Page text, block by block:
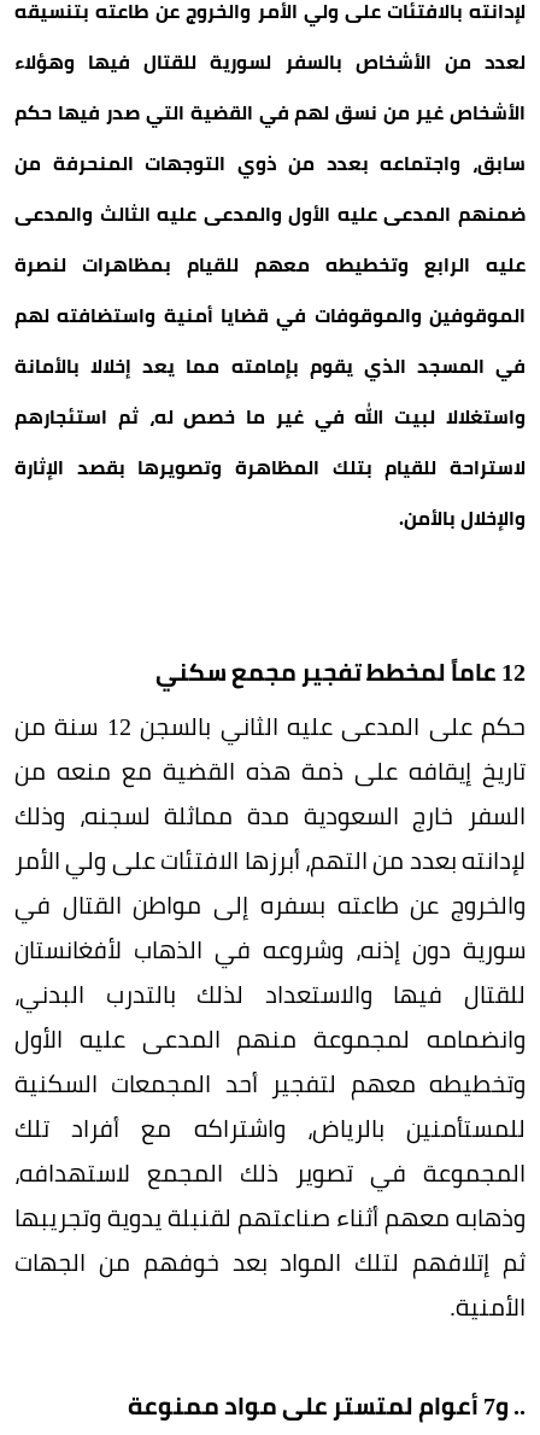
لإدانته بالافتئات على ولي الأمر والخروج عن طاعته بتنسيقه
لعدد من الأشخاص بالسفر لسورية للقتال فيها وهؤلاء
الأشخاص غير من نسق لهم في القضية التي صدر فيها حكم
سابق، واجتماعه بعدد من ذوي التوجهات المنحرفة من
ضمنهم المدعى عليه الأول والمدعى عليه الثالث والمدعى
عليه الرابع وتخطيطه معهم للقيام بمظاهرات لنصرة
الموقوفين والموقوفات في قضايا أمنية واستضافته لهم
في المسجد الذي يقوم بإمامته مما يعد إخلالا بالأمانة
واستغلالا لبيت الله في غير ما خصص له، ثم استئجارهم
لاستراحة للقيام بتلك المظاهرة وتصويرها بقصد الإثارة
والإخلال بالأمن.
12 عاماً لمخطط تفجير مجمع سكني
حكم على المدعى عليه الثاني بالسجن 12 سنة من
تاريخ إيقافه على ذمة هذه القضية مع منعه من
السفر خارج السعودية مدة مماثلة لسجنه، وذلك
لإدانته بعدد من التهم، أبرزها الافتئات على ولي الأمر
والخروج عن طاعته بسفره إلى مواطن القتال في
سورية دون إذنه، وشروعه في الذهاب لأفغانستان
للقتال فيها والاستعداد لذلك بالتدرب البدني،
وانضمامه لمجموعة منهم المدعى عليه الأول
وتخطيطه معهم لتفجير أحد المجمعات السكنية
للمستأمنين بالرياض، واشتراكه مع أفراد تلك
المجموعة في تصوير ذلك المجمع لاستهدافه،
وذهابه معهم أثناء صناعتهم لقنبلة يدوية وتجريبها
ثم إتلافهم لتلك المواد بعد خوفهم من الجهات
الأمنية.
.. و7 أعوام لمتستر على مواد ممنوعة